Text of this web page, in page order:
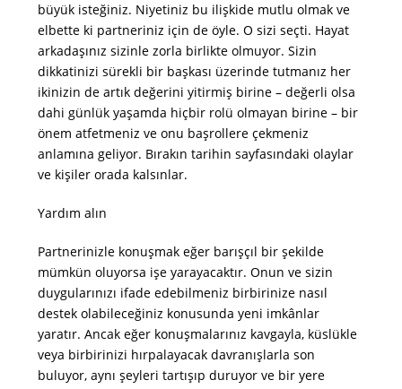
büyük isteğiniz. Niyetiniz bu ilişkide mutlu olmak ve
elbette ki partneriniz için de öyle. O sizi seçti. Hayat
arkadaşınız sizinle zorla birlikte olmuyor. Sizin
dikkatinizi sürekli bir başkası üzerinde tutmanız her
ikinizin de artık değerini yitirmiş birine – değerli olsa
dahi günlük yaşamda hiçbir rolü olmayan birine – bir
önem atfetmeniz ve onu başrollere çekmeniz
anlamına geliyor. Bırakın tarihin sayfasındaki olaylar
ve kişiler orada kalsınlar.
Yardım alın
Partnerinizle konuşmak eğer barışçıl bir şekilde
mümkün oluyorsa işe yarayacaktır. Onun ve sizin
duygularınızı ifade edebilmeniz birbirinize nasıl
destek olabileceğiniz konusunda yeni imkânlar
yaratır. Ancak eğer konuşmalarınız kavgayla, küslükle
veya birbirinizi hırpalayacak davranışlarla son
buluyor, aynı şeyleri tartışıp duruyor ve bir yere